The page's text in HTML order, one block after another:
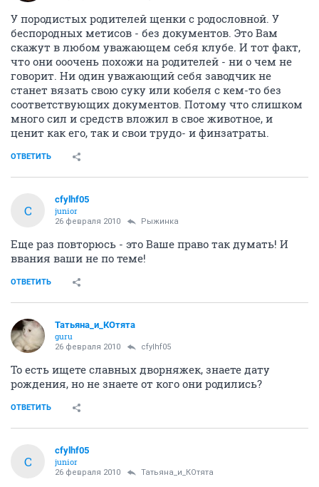
У породистых родителей щенки с родословной. У
беспородных метисов - без документов. Это Вам
скажут в любом уважающем себя клубе. И тот факт,
что они ооочень похожи на родителей - ни о чем не
говорит. Ни один уважающий себя заводчик не
станет вязать свою суку или кобеля с кем-то без
соответствующих документов. Потому что слишком
много сил и средств вложил в свое животное, и
ценит как его, так и свои трудо- и финзатраты.
ОТВЕТИТЬ
C
cfylhf05
junior
26 февраля 2010 Рыжинка
Еще раз повторюсь - это Ваше право так думать! И
ввания ваши не по теме!
ОТВЕТИТЬ
Татьяна_и_КОтята
guru
26 февраля 2010 cfylhf05
То есть ищете славных дворняжек, знаете дату
рождения, но не знаете от кого они родились?
ОТВЕТИТЬ
C
cfylhf05
junior
26 февраля 2010 Татьяна_и_КОтята